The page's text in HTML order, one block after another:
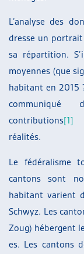
L’analyse des
dresse un
sa répartition.
moyennes (que
habitant en 2015
communiqué
contributions[1]
réalités.
Le fédéralisme
cantons sont
habitant varient
Schwyz. Les
Zoug) hébergent
es. Les cantons